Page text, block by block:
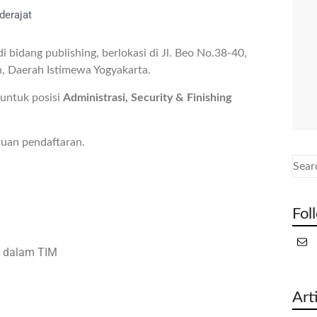
bidang publishing, berlokasi di Jl. Beo No.38-40,
Daerah Istimewa Yogyakarta.
posisi Administrasi, Security & Finishing
pendaftaran.
dalam TIM